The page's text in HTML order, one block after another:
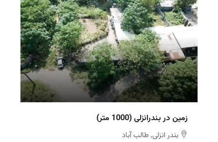
زمین در بندرانزلی (1000 متر)
بندر انزلی, طالب آباد